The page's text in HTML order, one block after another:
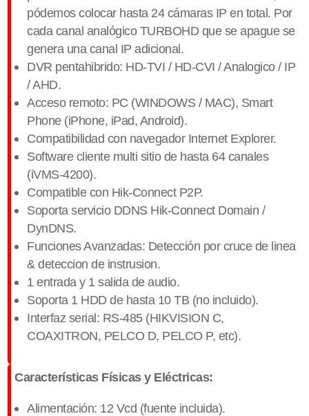
pódemos colocar hasta 24 cámaras IP en total. Por
cada canal analógico TURBOHD que se apague se
genera una canal IP adicional.
DVR pentahibrido: HD-TVI / HD-CVI / Analogico / IP
/ AHD.
Acceso remoto: PC (WINDOWS / MAC), Smart
Phone (iPhone, iPad, Android).
Compatibilidad con navegador Internet Explorer.
Software cliente multi sitio de hasta 64 canales
(iVMS-4200).
Compatible con Hik-Connect P2P.
Soporta servicio DDNS Hik-Connect Domain /
DynDNS.
Funciones Avanzadas: Detección por cruce de linea
& deteccion de instrusion.
1 entrada y 1 salida de audio.
Soporta 1 HDD de hasta 10 TB (no incluido).
Interfaz serial: RS-485 (HIKVISION C,
COAXITRON, PELCO D, PELCO P, etc).
Características Físicas y Eléctricas:
Alimentación: 12 Vcd (fuente incluida).